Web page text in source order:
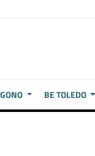
BE TOLEDO